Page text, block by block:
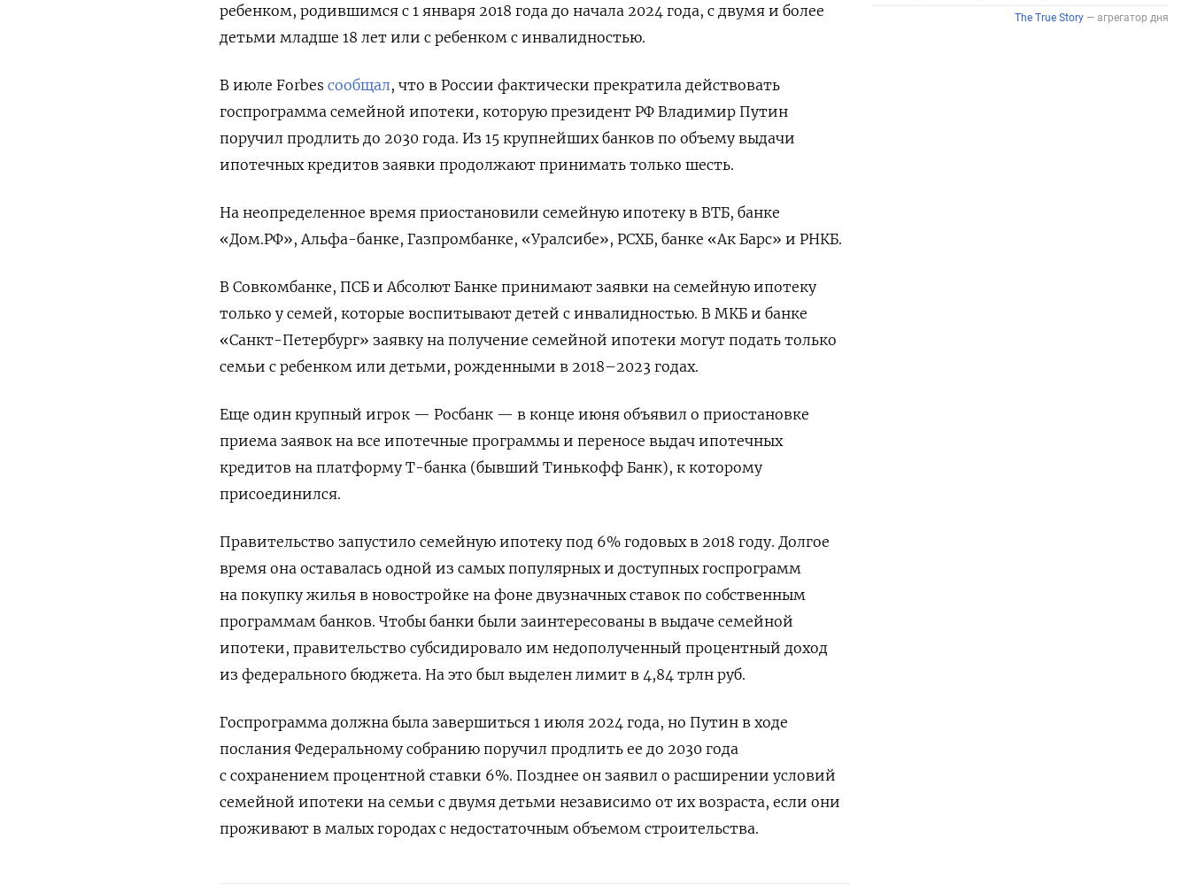
ребенком, родившимся с 1 января 2018 года до начала 2024 года, с двумя и более
детьми младше 18 лет или с ребенком с инвалидностью.
В июле Forbes сообщал, что в России фактически прекратила действовать
госпрограмма семейной ипотеки, которую президент РФ Владимир Путин
поручил продлить до 2030 года. Из 15 крупнейших банков по объему выдачи
ипотечных кредитов заявки продолжают принимать только шесть.
На неопределенное время приостановили семейную ипотеку в ВТБ, банке
«Дом.РФ», Альфа-банке, Газпромбанке, «Уралсибе», РСХБ, банке «Ак Барс» и РНКБ.
В Совкомбанке, ПСБ и Абсолют Банке принимают заявки на семейную ипотеку
только у семей, которые воспитывают детей с инвалидностью. В МКБ и банке
«Санкт-Петербург» заявку на получение семейной ипотеки могут подать только
семьи с ребенком или детьми, рожденными в 2018–2023 годах.
Еще один крупный игрок — Росбанк — в конце июня объявил о приостановке
приема заявок на все ипотечные программы и переносе выдач ипотечных
кредитов на платформу Т-банка (бывший Тинькофф Банк), к которому
присоединился.
Правительство запустило семейную ипотеку под 6% годовых в 2018 году. Долгое
время она оставалась одной из самых популярных и доступных госпрограмм
на покупку жилья в новостройке на фоне двузначных ставок по собственным
программам банков. Чтобы банки были заинтересованы в выдаче семейной
ипотеки, правительство субсидировало им недополученный процентный доход
из федерального бюджета. На это был выделен лимит в 4,84 трлн руб.
Госпрограмма должна была завершиться 1 июля 2024 года, но Путин в ходе
послания Федеральному собранию поручил продлить ее до 2030 года
с сохранением процентной ставки 6%. Позднее он заявил о расширении условий
семейной ипотеки на семьи с двумя детьми независимо от их возраста, если они
проживают в малых городах с недостаточным объемом строительства.